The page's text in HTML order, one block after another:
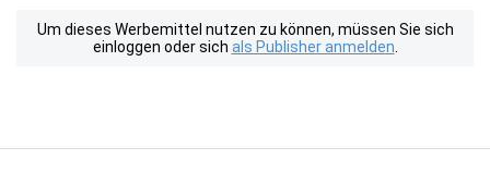
Um dieses Werbemittel nutzen zu können, müssen Sie sich
einloggen oder sich als Publisher anmelden